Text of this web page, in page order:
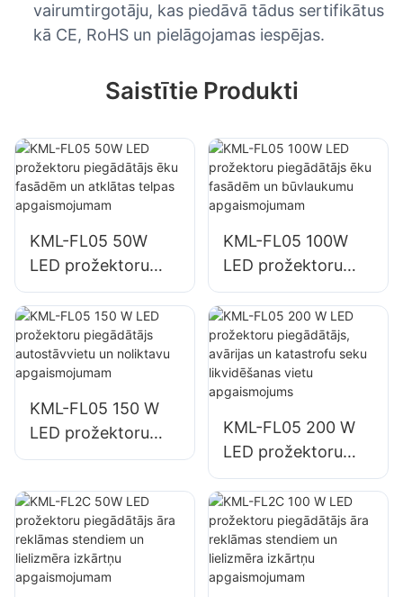
vairumtirgotāju, kas piedāvā tādus sertifikātus
kā CE, RoHS un pielāgojamas iespējas.
Saistītie Produkti
KML-FL05 50W
LED prožektoru
piegādātājs ēku
fasādēm un
atklātas telpas
apgaismojumam
KML-FL05 100W
LED prožektoru
piegādātājs ēku
fasādēm un
būvlaukumu
apgaismojumam
KML-FL05 150 W
LED prožektoru
piegādātājs
noliktavu
apgaismojumam
KML-FL05 200 W
LED prožektoru
piegādātājs,
avārijas un
katastrofu seku
likvidēšanas vietu
apgaismojums